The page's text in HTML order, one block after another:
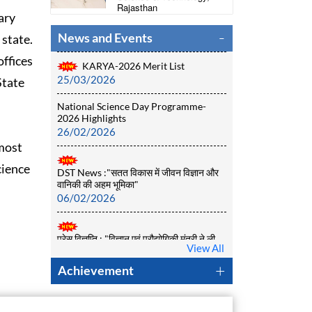
Rajasthan
News and Events
1.4.2026
KARYA-2026 Merit List
25/03/2026
2026 Highlights
26/02/2026
DST News :"सतत विकास में जीवन विज्ञान और
वानिकी की अहम भूमिका"
06/02/2026
प्रेस विज्ञप्ति : "विज्ञान एवं प्रौद्योगिकी मंत्री ने ली
विभागीय समीक्षा बैठक, बजट घोषणाओं और
विधानसभा मे प्रदत्त आश्वासन पर की चर्चा"
28/01/2026
DST News on Patent Information
View All
Achievement